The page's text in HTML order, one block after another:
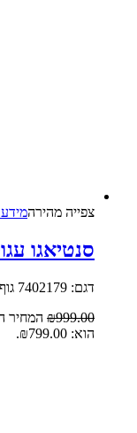
צפייה‬ ‫מהירה‬
סנטיאגו
דגם: 7402179 גוף תאורה מעוצב לחלל הבית
₪999.00 המחיר
הוא: ₪799.00.